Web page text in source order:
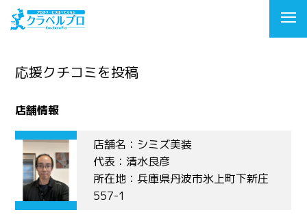
応援クチコミを投稿
店舗情報
店舗名：シミズ美装
代表：清水良彦
所在地：兵庫県丹波市氷上町下新庄
557-1